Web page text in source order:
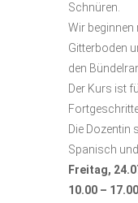
Schnüren.
Wir
Gitterboden
den
Der Kurs ist
Die Dozentin
Spanisch
Freitag,
10.00 –